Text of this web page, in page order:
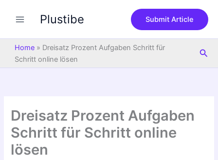
Plustibe Submit Article
Home » Dreisatz Prozent Aufgaben Schritt für
Schritt online lösen
Dreisatz Prozent Aufgaben
Schritt für Schritt online
lösen